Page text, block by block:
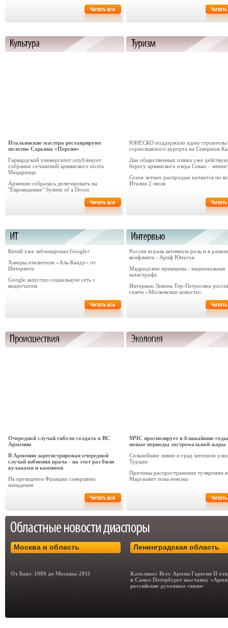
Итальянские мастера реставрируют
полотно Сарьяна «Персия»
Гарвардский университет опубликует
собрание сочинений армянского поэта
Мецаренца
Армения собралась делегировать на
"Евровидение" System of a Down
ЮНЕСКО поддержало идею
горнолыжного курорта на Северном
Два общественных пляжа уже
берегу армянского озера Севан –
Сезон летних распродаж начнется по
Италии 2 июля
Китай уже заблокировал Google+
Хакеры отключили «Аль-Каиду» от
Интернета
Google запустил социальную сеть с
видеочатом
Россия играла активную роль и в
конфликта - Ариф Юнусов
Мадридские принципы - национальная
катастрофа
Интервью Левона Тер-Петросяна
газете «Московские новости»
Очередной случай гибели солдата в ВС
Армении
В Армении зарегистрирован очередной
случай избиения врача - на этот раз били
кулаками и камнями
На президента Франции совершено
нападение
МЧС прогнозирует в ближайшие годы
новые периоды экстремальной жары
Сильнейшие ливни и град затопили
Турции
Причины распространения туляремии в
Маргаовит пока неясны
Москва и область
От Баку-1989 до Москвы-2011
Ленинградская область
Католикос Всех Армян Гарегин II
в Санкт-Петербурге выставку
российские духовные связи»